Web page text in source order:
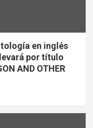
en inglés
por título
AND OTHER